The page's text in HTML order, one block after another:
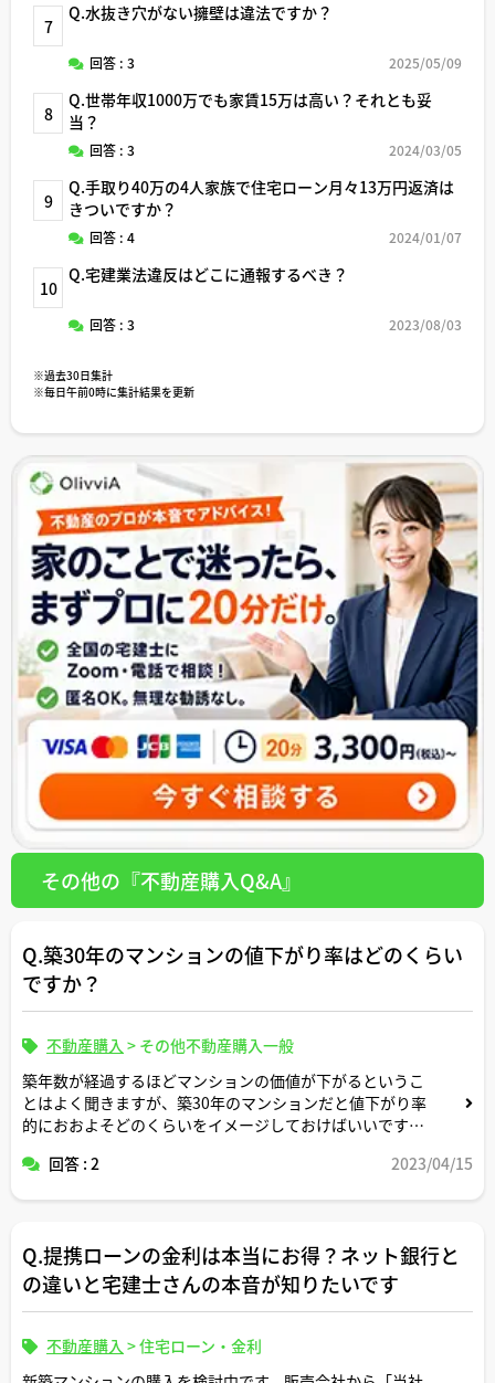
7
Q.水抜き穴がない擁壁は違法ですか？
回答 : 3 2025/05/09
8
Q.世帯年収1000万でも家賃15万は高い？それとも妥
当？
回答 : 3 2024/03/05
9
Q.手取り40万の4人家族で住宅ローン月々13万円返済は
きついですか？
回答 : 4 2024/01/07
10
Q.宅建業法違反はどこに通報するべき？
回答 : 3 2023/08/03
※過去30日集計
※毎日午前0時に集計結果を更新
その他の『不動産購入Q&A』
Q.築30年のマンションの値下がり率はどのくらい
ですか？
不動産購入 > その他不動産購入一般
築年数が経過するほどマンションの価値が下がるというこ
とはよく聞きますが、築30年のマンションだと値下がり率
的におおよそどのくらいをイメージしておけばいいです
回答 : 2 2023/04/15
Q.提携ローンの金利は本当にお得？ネット銀行と
の違いと宅建士さんの本音が知りたいです
不動産購入 >住宅ローン・金利